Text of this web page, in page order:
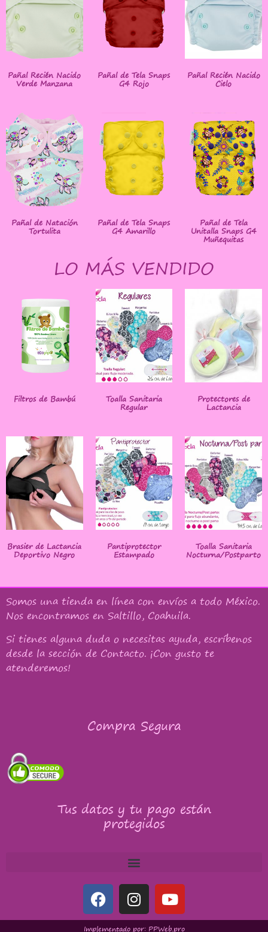
Pañal Recién Nacido
Verde Manzana
Pañal de Tela Snaps
G4 Rojo
Pañal Recién Nacido
Cielo
Pañal de Natación
Tortulita
Pañal de Tela Snaps
G4 Amarillo
Pañal de Tela
Unitalla Snaps G4
Muñequitas
LO MÁS VENDIDO
Filtros de Bambú Toalla Sanitaria
Regular
Protectores de
Lactancia
Brasier de Lactancia
Deportivo Negro
Pantiprotector
Estampado
Toalla Sanitaria
Nocturna/Postparto
Somos una tienda en línea con envíos a todo México.
Nos encontramos en Saltillo, Coahuila.
Si tienes alguna duda o necesitas ayuda, escríbenos
desde la sección de Contacto. ¡Con gusto te
atenderemos!
Compra Segura
Tus datos y tu pago están
protegidos
Implementado por: PPWeb.pro